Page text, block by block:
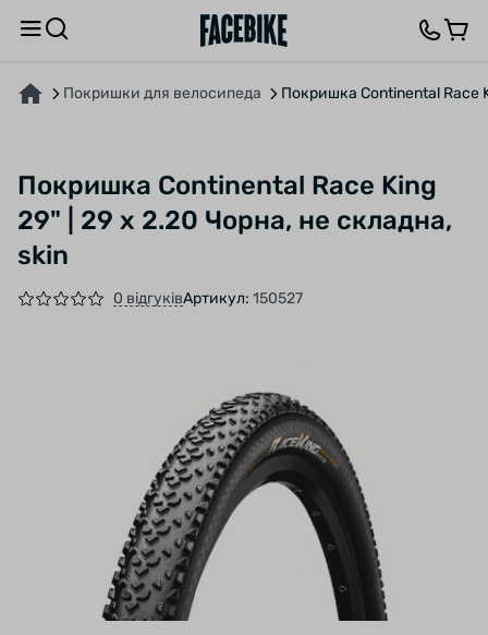
Покришки для велосипеда Покришка Continental Race
Покришка Continental Race King
29" | 29 x 2.20 Чорна, не складна,
skin
0 відгуківАртикул: 150527
ПРО ТОВАР ХАРАКТЕРИСТИКИВІДГУКИ ТА ЗАПИТАННЯ